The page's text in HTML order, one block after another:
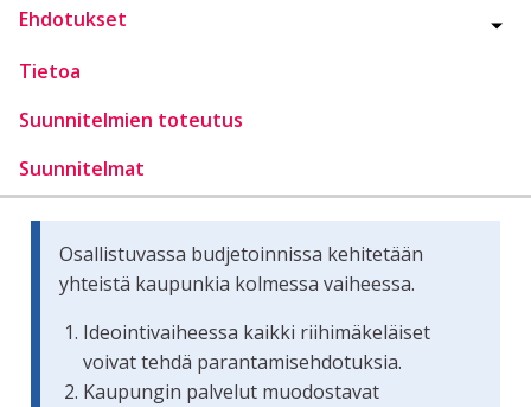
Ehdotukset
Tietoa
Suunnitelmien toteutus
Suunnitelmat
Osallistuvassa budjetoinnissa kehitetään
yhteistä kaupunkia kolmessa vaiheessa.
Ideointivaiheessa kaikki riihimäkeläiset
voivat tehdä parantamisehdotuksia.
Kaupungin palvelut muodostavat